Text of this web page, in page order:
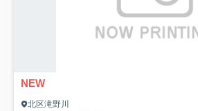
NEW
北区滝野川